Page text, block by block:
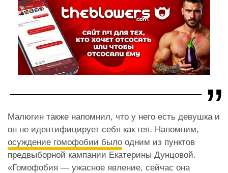
Малюгин также напомнил, что у него есть девушка и
он не идентифицирует себя как гея. Напомним,
осуждение гомофобии было одним из пунктов
предвыборной кампании Екатерины Дунцовой.
«Гомофобия — ужасное явление, сейчас она